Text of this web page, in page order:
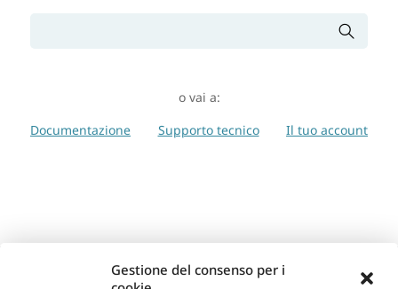
Gestione del consenso per i
o vai a:
Documentazione
Supporto tecnico Il tuo account